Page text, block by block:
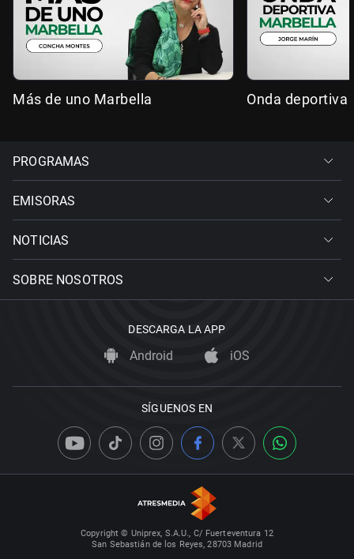
Más de uno Marbella Onda deportiva
PROGRAMAS
EMISORAS
NOTICIAS
SOBRE NOSOTROS
DESCARGA LA APP
Android iOS
SÍGUENOS EN
Copyright © Uniprex, S.A.U., C/ Fuerteventura 12
San Sebastián de los Reyes, 28703 Madrid